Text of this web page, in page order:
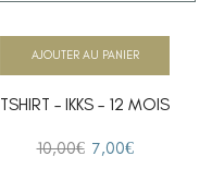
TSHIRT – IKKS – 12 MOIS
10,00€ 7,00€
AJOUTER AU PANIER